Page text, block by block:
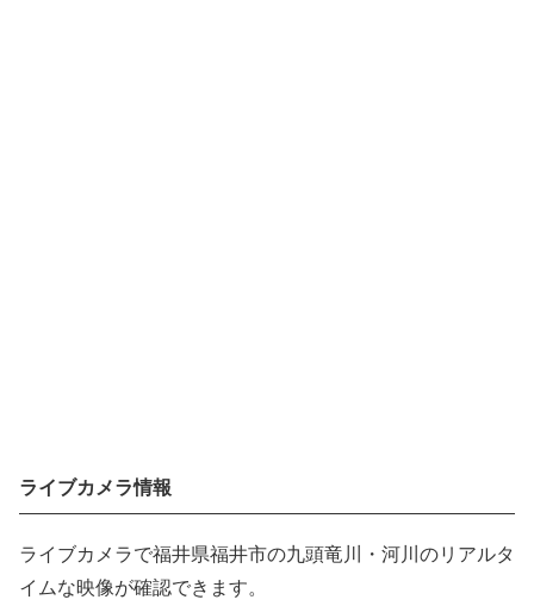
ライブカメラ情報
ライブカメラで福井県福井市の九頭竜川・河川のリアルタ
イムな映像が確認できます。